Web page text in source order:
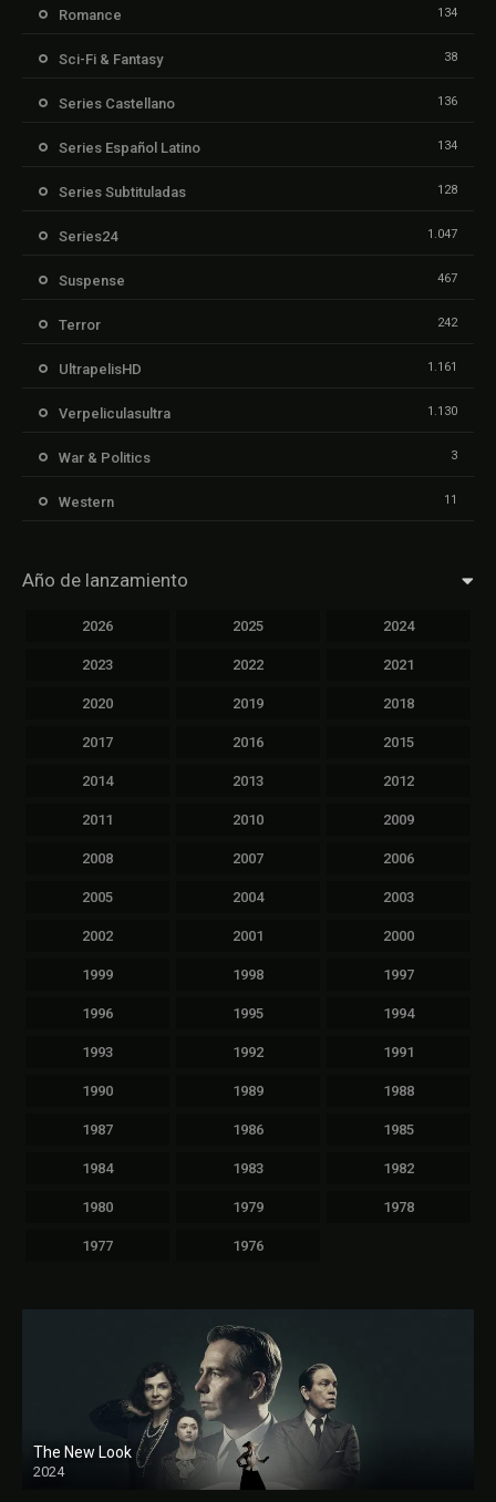
Romance 134
Sci-Fi & Fantasy 38
Series Castellano 136
Series Español Latino 134
Series Subtituladas 128
Series24 1.047
Suspense 467
Terror 242
UltrapelisHD 1.161
Verpeliculasultra 1.130
War & Politics 3
Western 11
Año de lanzamiento
2026 2025 2024
2023 2022 2021
2020 2019 2018
2017 2016 2015
2014 2013 2012
2011 2010 2009
2008 2007 2006
2005 2004 2003
2002 2001 2000
1999 1998 1997
1996 1995 1994
1993 1992 1991
1990 1989 1988
1987 1986 1985
1984 1983 1982
1980 1979 1978
1977 1976
The New Look
2024